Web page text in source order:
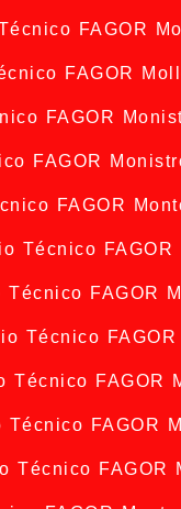
FAGOR
FAGOR
FAGOR
FAGOR
FAGOR
Técnico FAGOR
Técnico FAGOR
Técnico
Técnico FAGOR
Técnico FAGOR
Técnico FAGOR